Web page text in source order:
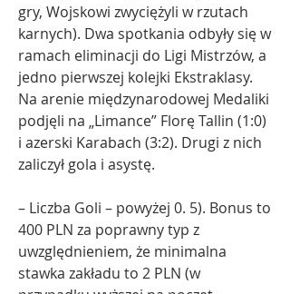
gry, Wojskowi zwyciężyli w rzutach
karnych). Dwa spotkania odbyły się w
ramach eliminacji do Ligi Mistrzów, a
jedno pierwszej kolejki Ekstraklasy.
Na arenie międzynarodowej Medaliki
podjęli na „Limance” Florę Tallin (1:0)
i azerski Karabach (3:2). Drugi z nich
zaliczył gola i asystę.
– Liczba Goli – powyżej 0. 5). Bonus to
400 PLN za poprawny typ z
uwzględnieniem, że minimalna
stawka zakładu to 2 PLN (w